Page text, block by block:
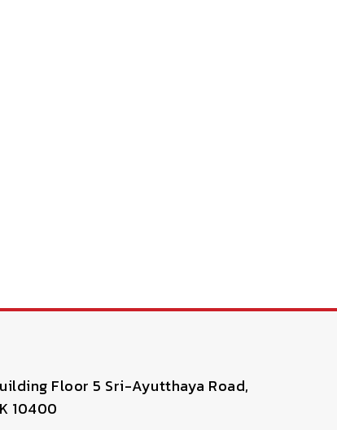
Floor 5 Sri-Ayutthaya Road,
10400